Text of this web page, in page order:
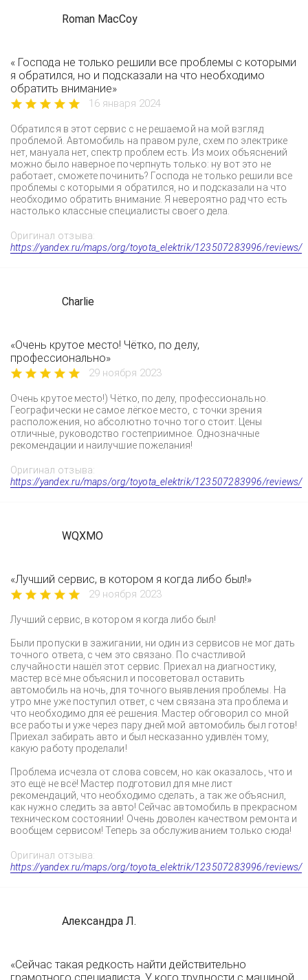
Roman MacCoy
« Господа не только решили все проблемы с которыми
я обратился, но и подсказали на что необходимо
обратить внимание»
16 января 2024
Обратился в этот сервис с не решаемой на мой взгляд
проблемой. Автомобиль на правом руле, схем по электрике
нет, мануала нет, спектр проблем есть. Из моих объяснений
можно было наверное почерпнуть только: ну вот это не
работает, сможете починить? Господа не только решили все
проблемы с которыми я обратился, но и подсказали на что
необходимо обратить внимание. Я невероятно рад что есть
настолько классные специалисты своего дела.
Оригинал отзыва:
https://yandex.ru/maps/org/toyota_elektrik/123507283996/reviews/
Charlie
«Очень крутое место! Чётко, по делу,
профессионально»
29 ноября 2023
Очень крутое место!) Чётко, по делу, профессионально.
Географически не самое лёгкое место, с точки зрения
расположения, но абсолютно точно того стоит. Цены
отличные, руководство гостеприимное. Однозначные
рекомендации и наилучшие пожелания!
Оригинал отзыва:
https://yandex.ru/maps/org/toyota_elektrik/123507283996/reviews/
WQXMO
«Лучший сервис, в котором я когда либо был!»
29 ноября 2023
Лучший сервис, в котором я когда либо был!
Были пропуски в зажигании, ни один из сервисов не мог дать
точного ответа, с чем это связано. По счастливой
случайности нашёл этот сервис. Приехал на диагностику,
мастер всё мне объяснил и посоветовал оставить
автомобиль на ночь, для точного выявления проблемы. На
утро мне уже поступил ответ, с чем связана эта проблема и
что необходимо для её решения. Мастер обговорил со мной
все работы и уже через пару дней мой автомобиль был готов!
Приехал забирать авто и был несказанно удивлён тому,
какую работу проделали!
Проблема исчезла от слова совсем, но как оказалось, что и
это ещё не всё! Мастер подготовил для мне лист
рекомендаций, что необходимо сделать, а так же объяснил,
как нужно следить за авто! Сейчас автомобиль в прекрасном
техническом состоянии! Очень доволен качеством ремонта и
вообщем сервисом! Теперь за обслуживанием только сюда!
Оригинал отзыва:
https://yandex.ru/maps/org/toyota_elektrik/123507283996/reviews/
Александра Л.
«Сейчас такая редкость найти действительно